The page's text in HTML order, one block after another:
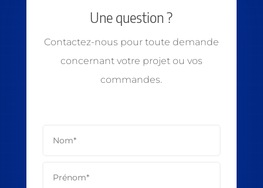
Une question ?
Contactez-nous pour toute demande
concernant votre projet ou vos
commandes.